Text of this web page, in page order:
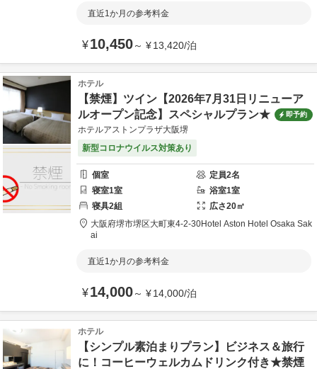
直近1か月の参考料金
¥10,450～ ¥13,420/泊
ホテル
【禁煙】ツイン【2026年7月31日リニューア
ルオープン記念】スペシャルプラン★
即予約
ホテルアストンプラザ大阪堺
新型コロナウイルス対策あり
個室 定員2名
寝室1室 浴室1室
寝具2組 広さ20㎡
大阪府堺市堺区大町東4-2-30Hotel Aston Hotel Osaka Sak
ai
直近1か月の参考料金
¥14,000～ ¥14,000/泊
ホテル
【シンプル素泊まりプラン】ビジネス＆旅行
に！コーヒーウェルカムドリンク付き★禁煙